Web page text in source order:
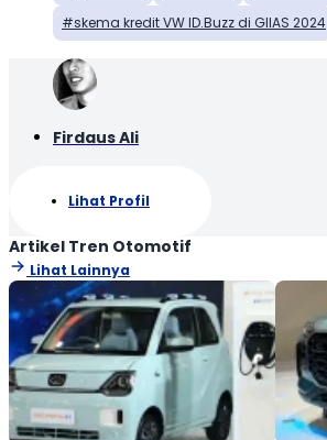
skema kredit VW ID.Buzz di GIIAS 2024
Firdaus Ali
Lihat Profil
Artikel Tren Otomotif
Lihat Lainnya